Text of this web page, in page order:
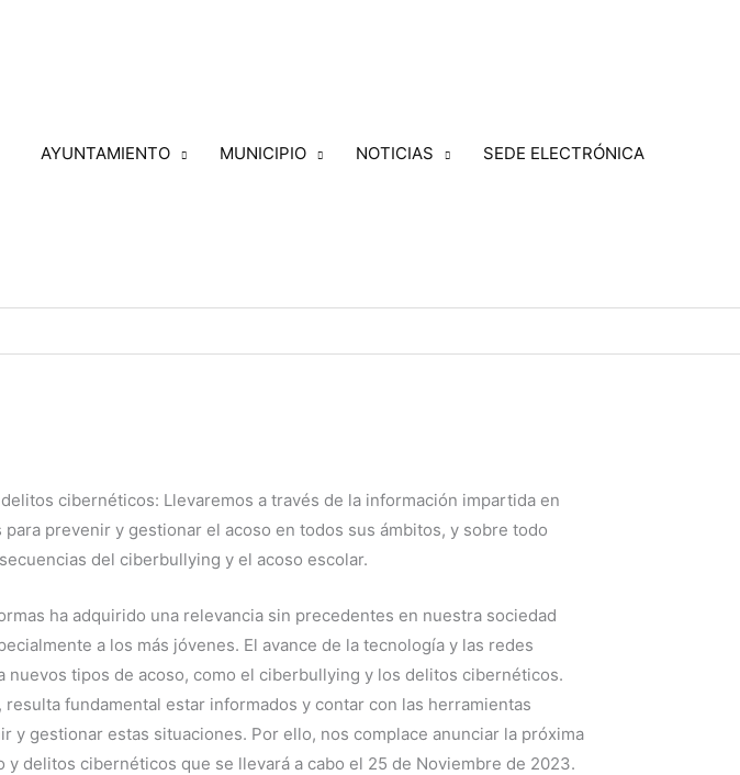
AYUNTAMIENTO MUNICIPIO NOTICIAS SEDE ELECTRÓNICA
cibernéticos: Llevaremos a través de la información impartida en
prevenir y gestionar el acoso en todos sus ámbitos, y sobre todo
del ciberbullying y el acoso escolar.
ha adquirido una relevancia sin precedentes en nuestra sociedad
a los más jóvenes. El avance de la tecnología y las redes
nuevos tipos de acoso, como el ciberbullying y los delitos cibernéticos.
fundamental estar informados y contar con las herramientas
y gestionar estas situaciones. Por ello, nos complace anunciar la próxima
y delitos cibernéticos que se llevará a cabo el 25 de Noviembre de 2023.